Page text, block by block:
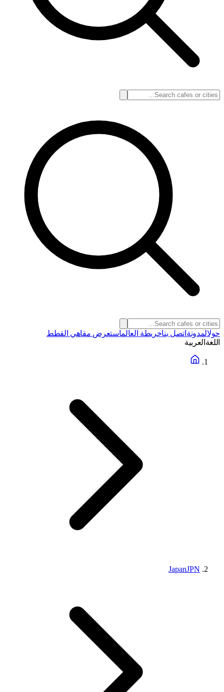
حولالمدونة اتصل بناخريطة العالماستعرض مقاهي القطط
اللغة العربية
JapanJPN